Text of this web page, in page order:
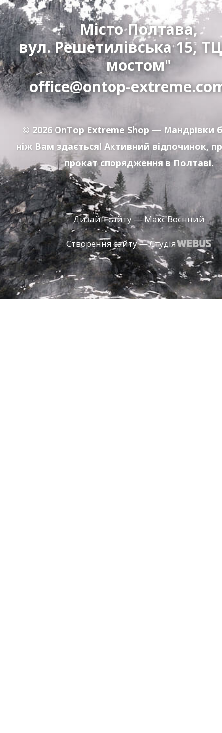
Місто Полтава,
вул. Решетилівська 15,
мостом"
office@ontop-
© 2026 OnTop Extreme Shop — Мандрівки
ніж Вам здається! Активний відпочинок,
прокат спорядження в Полтаві.
Дизайн сайту — Макс Воєнний
Створення сайту — Студія